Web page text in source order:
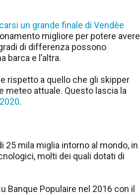
un grande finale di Vendèe
migliore per potere avere
di differenza possono
barca e l’altra.
rispetto a quello che gli skipper
meteo attuale. Questo lascia la
.
25 mila miglia intorno al mondo, in
molti dei quali dotati di
Banque Populaire nel 2016 con il